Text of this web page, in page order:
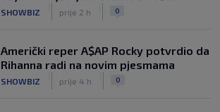
SHOWBIZ prije 2 h 0
Američki reper A$AP Rocky potvrdio da
Rihanna radi na novim pjesmama
SHOWBIZ prije 4 h 0